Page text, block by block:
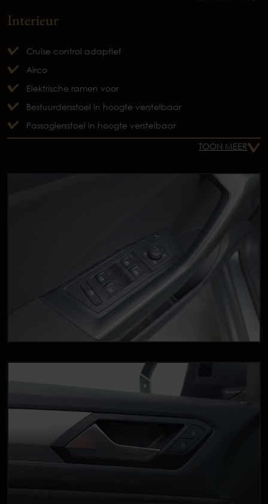
Interieur
Cruise control adaptief
Airco
Elektrische ramen voor
Bestuurdersstoel in hoogte verstelbaar
Passagiersstoel in hoogte verstelbaar
TOON MEER